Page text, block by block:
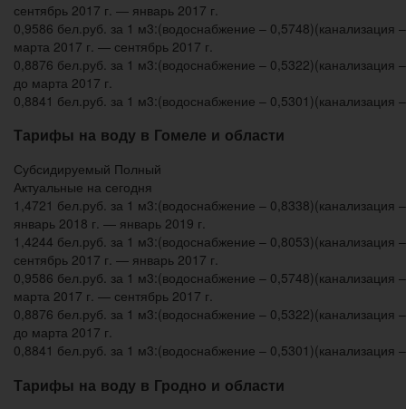
сентябрь 2017 г. — январь 2017 г.
0,9586 бел.руб. за 1 м3:(водоснабжение – 0,5748)(канализация
марта 2017 г. — сентябрь 2017 г.
0,8876 бел.руб. за 1 м3:(водоснабжение – 0,5322)(канализация
до марта 2017 г.
0,8841 бел.руб. за 1 м3:(водоснабжение – 0,5301)(канализация
Тарифы на воду в Гомеле и области
Субсидируемый Полный
Актуальные на сегодня
1,4721 бел.руб. за 1 м3:(водоснабжение – 0,8338)(канализация
январь 2018 г. — январь 2019 г.
1,4244 бел.руб. за 1 м3:(водоснабжение – 0,8053)(канализация
сентябрь 2017 г. — январь 2017 г.
0,9586 бел.руб. за 1 м3:(водоснабжение – 0,5748)(канализация
марта 2017 г. — сентябрь 2017 г.
0,8876 бел.руб. за 1 м3:(водоснабжение – 0,5322)(канализация
до марта 2017 г.
0,8841 бел.руб. за 1 м3:(водоснабжение – 0,5301)(канализация
Тарифы на воду в Гродно и области